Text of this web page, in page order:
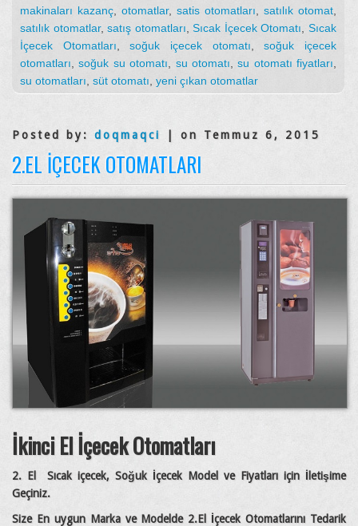
makinaları kazanç
otomatlar, satis otomatları satılık otomat
satılık otomatlar,satış otomatları ,Sıcak İçecek Otomatı ,Sıcak
İçecek Otomatları ,soğuk içecek otomatı ,soğuk içecek
otomatları ,soğuk su otomatı su otomatı ,su otomatı fiyatları
su otomatları süt otomatı yeni çıkan otomatlar
Posted by: doqmaqci | on Temmuz 6, 2015
2.EL İÇECEK OTOMATLARI
İkinci El İçecek Otomatları
2. El Sıcak içecek, Soğuk İçecek Model ve Fiyatları için İletişime
Geçiniz.
Size En uygun Marka ve Modelde 2.El İçecek Otomatlarını Tedarik